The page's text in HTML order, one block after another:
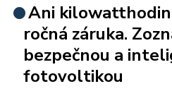
Ani
ročná záruka.
bezpečnou a
fotovoltikou